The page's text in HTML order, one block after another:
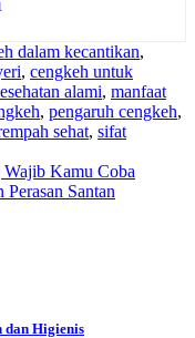
dalam kecantikan,
, cengkeh untuk
alami, manfaat
, pengaruh cengkeh,
sehat, sifat
Kamu Coba
Santan
dan Higienis